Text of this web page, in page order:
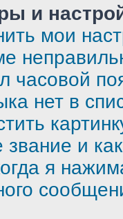
и
мои
часовой
нет в
звание и
я